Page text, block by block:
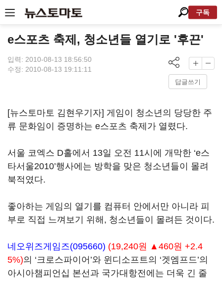
구독
e스포츠 축제, 청소년들 열기로 '후끈'
입력: 2010-08-13 18:56:50
수정: 2010-08-13 19:11:11
답글쓰기
[뉴스토마토 김현우기자] 게임이 청소년의 당당한 주
류 문화임이 증명하는 e스포츠 축제가 열렸다.
서울 코엑스 D홀에서 13일 오전 11시에 개막한 ‘e스
타서울2010’행사에는 방학을 맞은 청소년들이 몰려
북적였다.
좋아하는 게임의 열기를 컴퓨터 안에서만 아니라 피
부로 직접 느껴보기 위해, 청소년들이 몰려든 것이다.
네오위즈게임즈(095660) (19,240원 ▲460원 +2.4
5%)의 ‘크로스파이어’와 윈디소프트의 ‘겟엠프드’의
아시아챔피언십 본선과 국가대항전에는 더욱 긴 줄